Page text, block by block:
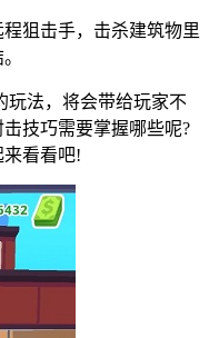
狙击手，击杀建筑物里
玩法，将会带给玩家不
技巧需要掌握哪些呢?
看看吧!